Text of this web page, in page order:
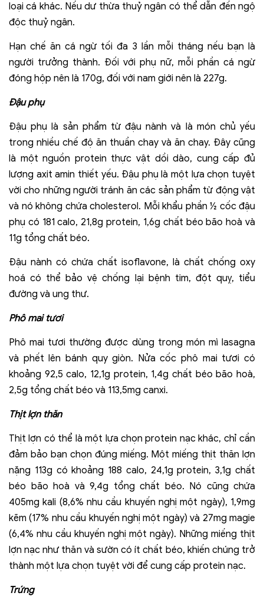
loại cá khác. Nếu dư thừa thuỷ ngân có thể dẫn đến ngộ
độc thuỷ ngân.
Hạn chế ăn cá ngừ tối đa 3 lần mỗi tháng nếu bạn là
người trưởng thành. Đối với phụ nữ, mỗi phần cá ngừ
đóng hộp nên là 170g, đối với nam giới nên là 227g.
Đậu phụ
Đậu phụ là sản phẩm từ đậu nành và là món chủ yếu
trong nhiều chế độ ăn thuần chay và ăn chay. Đây cũng
là một nguồn protein thực vật dồi dào, cung cấp đủ
lượng axit amin thiết yếu. Đậu phụ là một lựa chọn tuyệt
vời cho những người tránh ăn các sản phẩm từ động vật
và nó không chứa cholesterol. Mỗi khẩu phần ½ cốc đậu
phụ có 181 calo, 21,8g protein, 1,6g chất béo bão hoà và
11g tổng chất béo.
Đậu nành có chứa chất isoflavone, là chất chống oxy
hoá có thể bảo vệ chống lại bệnh tim, đột quỵ, tiểu
đường và ung thư.
Phô mai tươi
Phô mai tươi thường được dùng trong món mì lasagna
và phết lên bánh quy giòn. Nửa cốc phô mai tươi có
khoảng 92,5 calo, 12,1g protein, 1,4g chất béo bão hoà,
2,5g tổng chất béo và 113,5mg canxi.
Thịt lợn thăn
Thịt lợn có thể là một lựa chọn protein nạc khác, chỉ cần
đảm bảo bạn chọn đúng miếng. Một miếng thịt thăn lợn
nặng 113g có khoảng 188 calo, 24,1g protein, 3,1g chất
béo bão hoà và 9,4g tổng chất béo. Nó cũng chứa
405mg kali (8,6% nhu cầu khuyến nghị một ngày), 1,9mg
kẽm (17% nhu cầu khuyến nghị một ngày) và 27mg magie
(6,4% nhu cầu khuyến nghị một ngày). Những miếng thịt
lợn nạc như thăn và sườn có ít chất béo, khiến chúng trở
thành một lựa chọn tuyệt vời để cung cấp protein nạc.
Trứng